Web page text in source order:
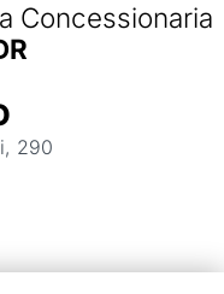
Concessionaria
290